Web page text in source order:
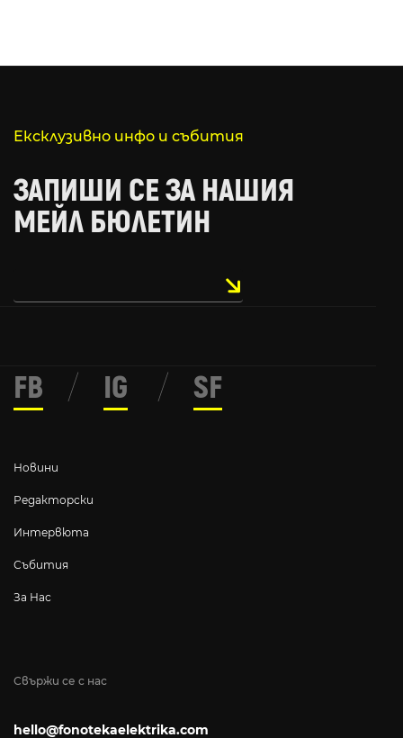
Ексклузивно инфо и събития
ЗАПИШИ СЕ ЗА НАШИЯ
МЕЙЛ БЮЛЕТИН
Свържи се с нас
hello@fonotekaelektrika.com
Новини
Редакторски
Интервюта
Събития
За Нас
FB / IG / SF